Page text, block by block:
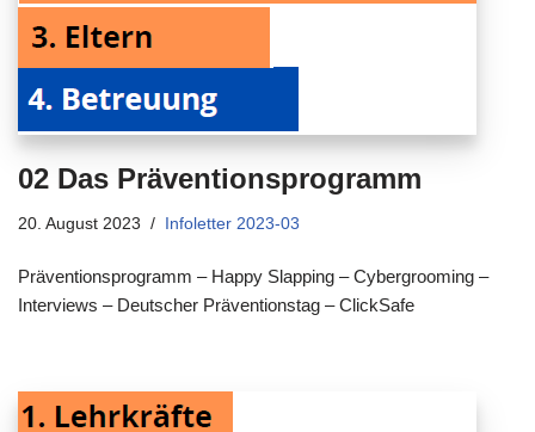
02 Das Präventionsprogramm
20. August 2023 Infoletter 2023-03
Präventionsprogramm – Happy Slapping – Cybergrooming –
Interviews – Deutscher Präventionstag – ClickSafe